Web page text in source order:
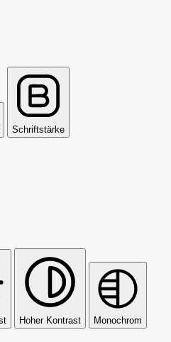
Schriftstärke
Hoher Kontrast Monochrom